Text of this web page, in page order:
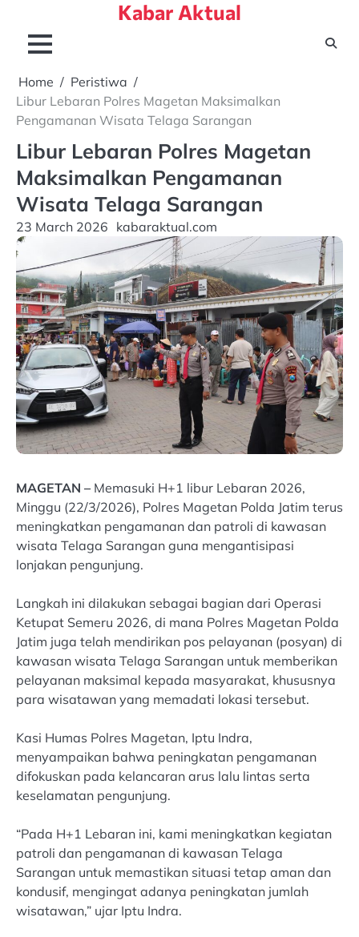
content
Kabar Aktual
Home
Peristiwa
Libur Lebaran Polres Magetan Maksimalkan
Pengamanan Wisata Telaga Sarangan
Libur Lebaran Polres Magetan
Maksimalkan Pengamanan
Wisata Telaga Sarangan
23 March 2026 kabaraktual.com
MAGETAN –Memasuki H+1 libur Lebaran 2026,
Minggu (22/3/2026), Polres Magetan Polda Jatim terus
meningkatkan pengamanan dan patroli di kawasan
wisata Telaga Sarangan guna mengantisipasi
lonjakan pengunjung.
Langkah ini dilakukan sebagai bagian dari Operasi
Ketupat Semeru 2026, di mana Polres Magetan Polda
Jatim juga telah mendirikan pos pelayanan (posyan) di
kawasan wisata Telaga Sarangan untuk memberikan
pelayanan maksimal kepada masyarakat, khususnya
para wisatawan yang memadati lokasi tersebut.
Kasi Humas Polres Magetan, Iptu Indra,
menyampaikan bahwa peningkatan pengamanan
difokuskan pada kelancaran arus lalu lintas serta
keselamatan pengunjung.
“Pada H+1 Lebaran ini, kami meningkatkan kegiatan
patroli dan pengamanan di kawasan Telaga
Sarangan untuk memastikan situasi tetap aman dan
kondusif, mengingat adanya peningkatan jumlah
wisatawan,” ujar Iptu Indra.